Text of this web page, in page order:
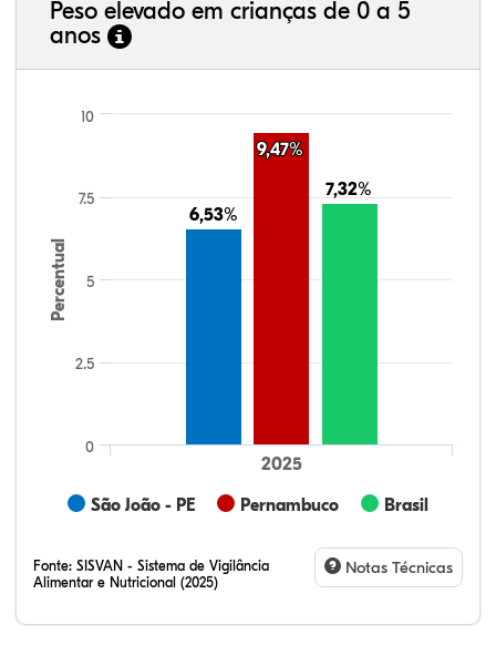
Peso elevado em crianças de 0 a 5
anos
Percentual
6,53%
6,53%
9,47%
9,47%
7,32%
7,32%
São João - PE Pernambuco Brasil
2025
0
2.5
5
7.5
10
Fonte: SISVAN - Sistema de Vigilância
Alimentar e Nutricional (2025)
Notas Técnicas